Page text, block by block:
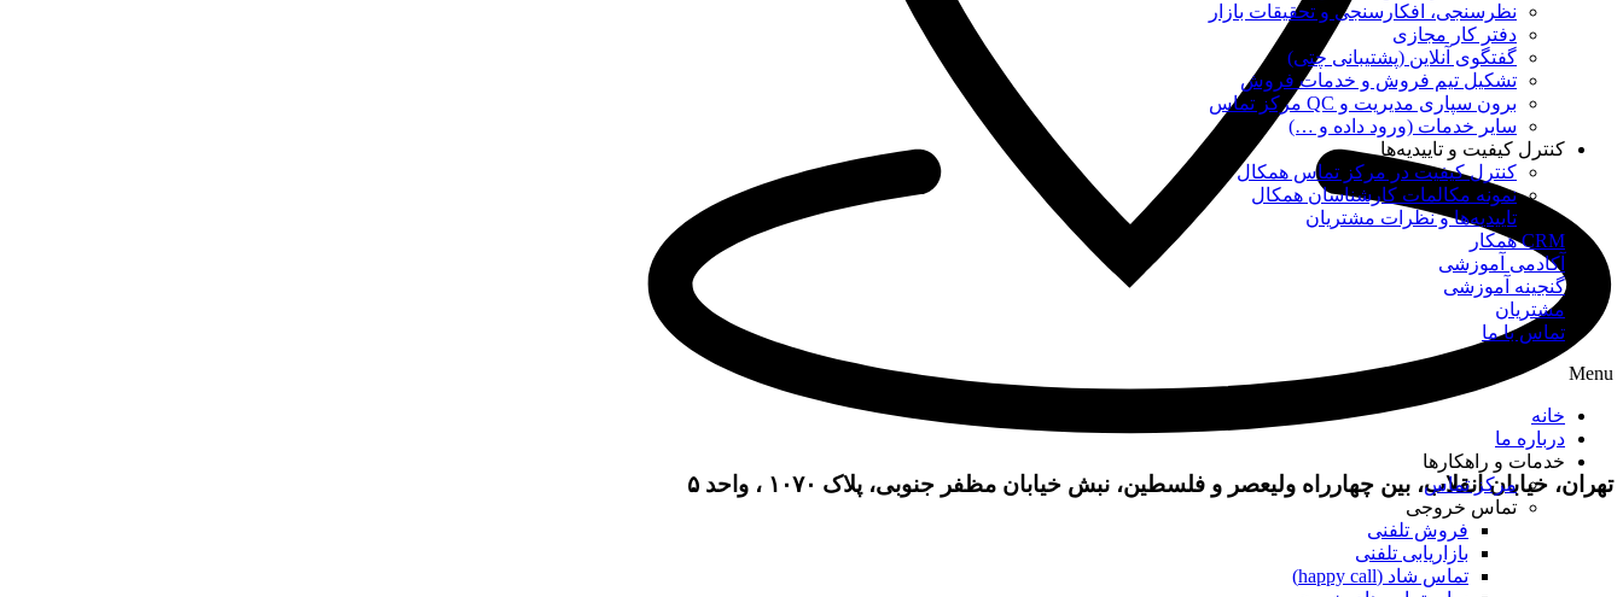
تهران، خیابان انقلاب، بین چهارراه ولیعصر و فلسطین، نبش خیابان مظفر جنوبی، پلاک ۱۰۷۰ ، واحد ۵
نظرسنجی، افکارسنجی و تحقیقات بازار
دفتر کار مجازی
گفتگوی آنلاین (پشتیبانی چتی)
تشکیل تیم فروش و خدمات فروش
برون سپاری مدیریت و QC مرکز تماس
سایر خدمات (ورود داده و …)
کنترل کیفیت و تاییدیه‌ها
کنترل کیفیت در مرکز تماس همکال
نمونه مکالمات کارشناسان همکال
تاییدیه‌ها و نظرات مشتریان
CRM همکار
آکادمی آموزشی
گنجینه آموزشی
مشتریان
تماس با ما
Menu
خانه
درباره ما
خدمات و راهکارها
مرکز تماس
تماس خروجی
فروش تلفنی
بازاریابی تلفنی
تماس شاد (happy call)